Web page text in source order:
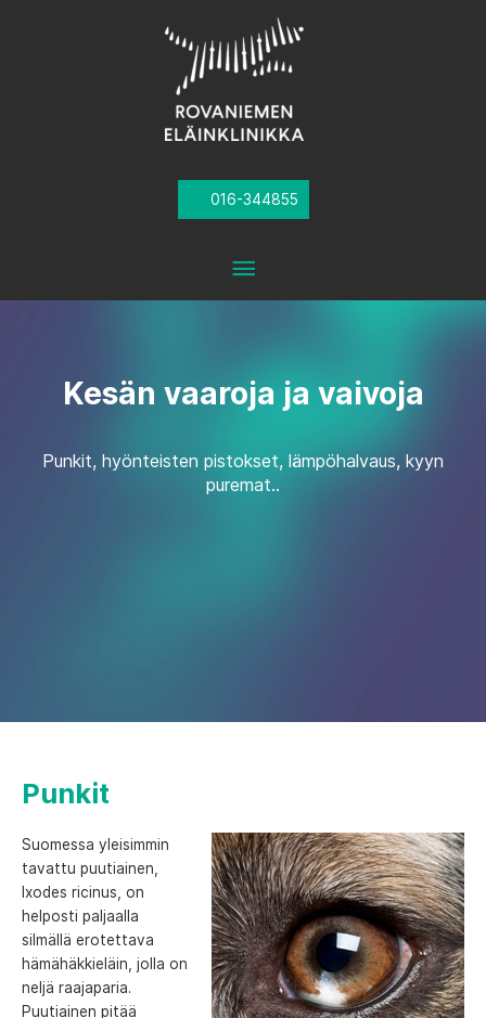
Main
016-344855
Kesän vaaroja ja vaivoja
Punkit, hyönteisten pistokset, lämpöhalvaus, kyyn
puremat..
Punkit
Suomessa yleisimmin
tavattu puutiainen,
Ixodes ricinus, on
helposti paljaalla
silmällä erotettava
hämähäkkieläin, jolla on
neljä raajaparia.
Puutiainen pitää